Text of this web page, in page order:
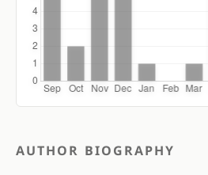
AUTHOR BIOGRAPHY